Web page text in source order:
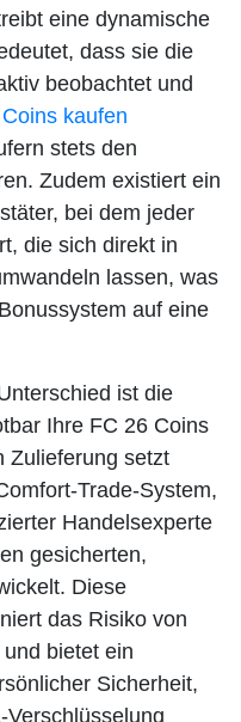
eine dynamische
dass sie die
beobachtet und
kaufen
stets den
Zudem existiert ein
bei dem jeder
die sich direkt in
lassen, was
auf eine
ist die
Ihre FC 26 Coins
Zulieferung setzt
Trade-System,
Handelsexperte
gesicherten,
Diese
das Risiko von
bietet ein
Sicherheit,